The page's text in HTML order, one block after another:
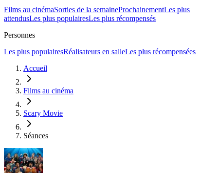
Films au cinémaSorties de la semaineProchainementLes plus
attendusLes plus populairesLes plus récompensés
Personnes
Les plus populairesRéalisateurs en salleLes plus récompensées
Accueil
Films au cinéma
Scary Movie
Séances